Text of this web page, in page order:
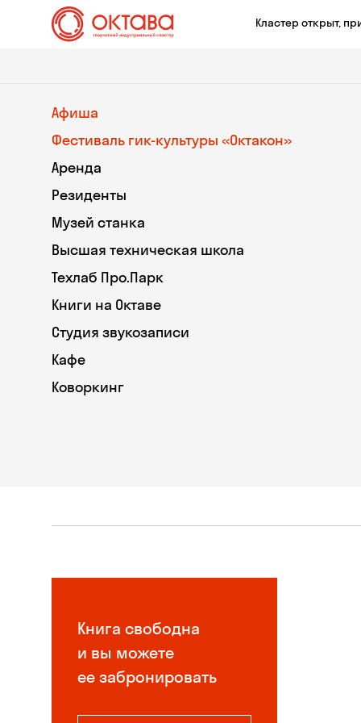
Кластер открыт,
Афиша
Фестиваль гик-культуры «Октакон»
Аренда
Резиденты
Музей станка
Высшая техническая школа
Техлаб Про.Парк
Книги на Октаве
Студия звукозаписи
Кафе
Коворкинг
Книга свободна
и вы можете
ее забронировать